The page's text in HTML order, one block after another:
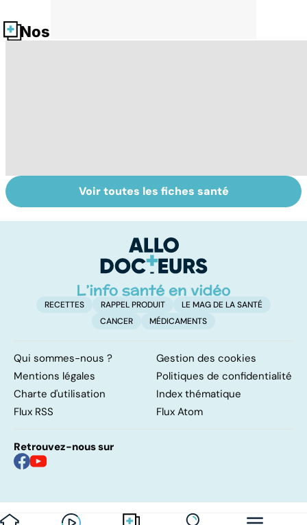
Nos fiches santé
Le lupus, une
maladie
Anémie :
symptômes,
traitements
Voir toutes les fiches santé
RECETTES RAPPEL PRODUIT
LE MAG DE LA SANTÉ
CANCER
MÉDICAMENTS
Qui sommes-nous ?
Gestion des cookies
Mentions légales
Politiques de confidentialité
Charte d'utilisation
Index thématique
Flux RSS
Flux Atom
Retrouvez-nous sur